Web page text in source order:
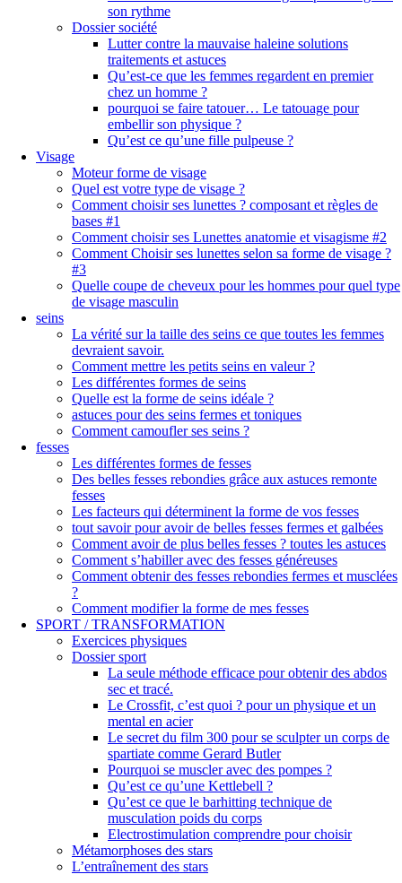
son rythme
Dossier société
Lutter contre la mauvaise haleine solutions
traitements et astuces
Qu’est-ce que les femmes regardent en premier
chez un homme ?
pourquoi se faire tatouer… Le tatouage pour
embellir son physique ?
Qu’est ce qu’une fille pulpeuse ?
Visage
Moteur forme de visage
Quel est votre type de visage ?
Comment choisir ses lunettes ? composant et règles de
bases #1
Comment choisir ses Lunettes anatomie et visagisme #2
Comment Choisir ses lunettes selon sa forme de visage ?
#3
Quelle coupe de cheveux pour les hommes pour quel type
de visage masculin
seins
La vérité sur la taille des seins ce que toutes les femmes
devraient savoir.
Comment mettre les petits seins en valeur ?
Les différentes formes de seins
Quelle est la forme de seins idéale ?
astuces pour des seins fermes et toniques
Comment camoufler ses seins ?
fesses
Les différentes formes de fesses
Des belles fesses rebondies grâce aux astuces remonte
fesses
Les facteurs qui déterminent la forme de vos fesses
tout savoir pour avoir de belles fesses fermes et galbées
Comment avoir de plus belles fesses ? toutes les astuces
Comment s’habiller avec des fesses généreuses
Comment obtenir des fesses rebondies fermes et musclées
?
Comment modifier la forme de mes fesses
SPORT / TRANSFORMATION
Exercices physiques
Dossier sport
La seule méthode efficace pour obtenir des abdos
sec et tracé.
Le Crossfit, c’est quoi ? pour un physique et un
mental en acier
Le secret du film 300 pour se sculpter un corps de
spartiate comme Gerard Butler
Pourquoi se muscler avec des pompes ?
Qu’est ce qu’une Kettlebell ?
Qu’est ce que le barhitting technique de
musculation poids du corps
Electrostimulation comprendre pour choisir
Métamorphoses des stars
L’entraînement des stars